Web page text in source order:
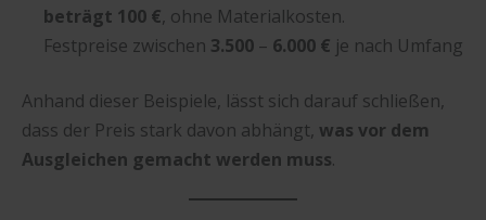
beträgt 100 €, ohne Materialkosten.
Festpreise zwischen 3.500 – 6.000 € je nach Umfang
Anhand dieser Beispiele, lässt sich darauf schließen,
dass der Preis stark davon abhängt, was vor dem
Ausgleichen gemacht werden muss.